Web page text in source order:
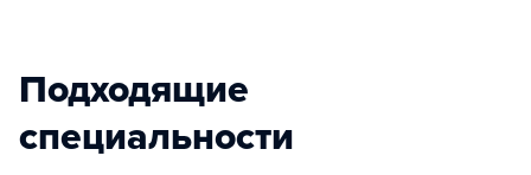
Подходящие
специальности